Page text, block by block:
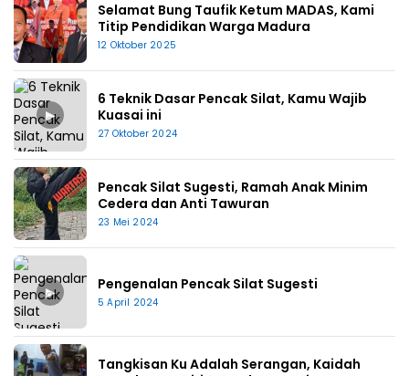
Selamat Bung Taufik Ketum MADAS, Kami
Titip Pendidikan Warga Madura
12 Oktober 2025
▶
6 Teknik Dasar Pencak Silat, Kamu Wajib
Kuasai ini
27 Oktober 2024
Pencak Silat Sugesti, Ramah Anak Minim
Cedera dan Anti Tawuran
23 Mei 2024
▶ Pengenalan Pencak Silat Sugesti
5 April 2024
Tangkisan Ku Adalah Serangan, Kaidah